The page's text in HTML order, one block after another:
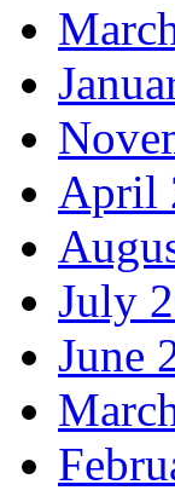
April
July
June